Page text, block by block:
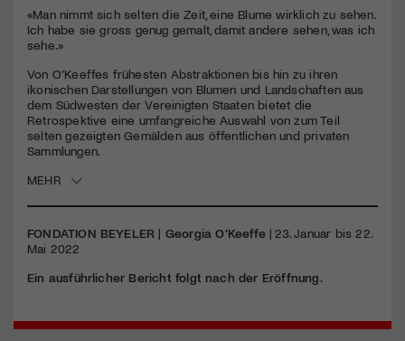
«Man nimmt sich selten die Zeit, eine Blume wirklich zu sehen.
Ich habe sie gross genug gemalt, damit andere sehen, was ich
sehe.»
Von O’Keeffes frühesten Abstraktionen bis hin zu ihren
ikonischen Darstellungen von Blumen und Landschaften aus
dem Südwesten der Vereinigten Staaten bietet die
Retrospektive eine umfangreiche Auswahl von zum Teil
selten gezeigten Gemälden aus öffentlichen und privaten
Sammlungen.
MEHR
FONDATION BEYELER | Georgia O’Keeffe| 23. Januar bis 22.
Mai 2022
Ein ausführlicher Bericht folgt nach der Eröffnung.
Jetzt Mitglied werden